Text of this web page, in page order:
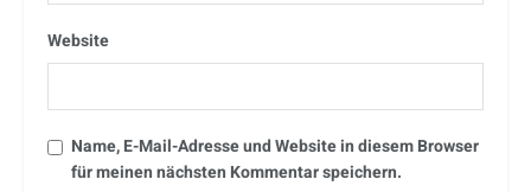
Website
Name, E-Mail-Adresse und Website in diesem Browser
für meinen nächsten Kommentar speichern.